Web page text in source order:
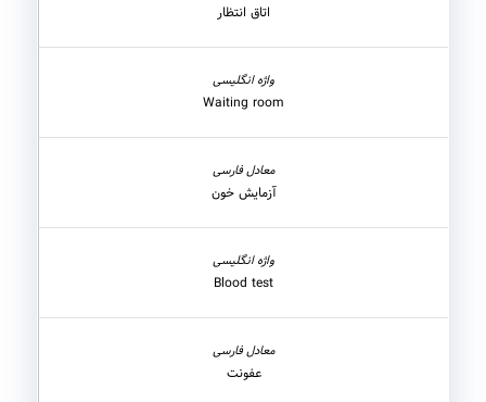
اتاق انتظار
Waiting room
آزمایش خون
Blood test
عفونت